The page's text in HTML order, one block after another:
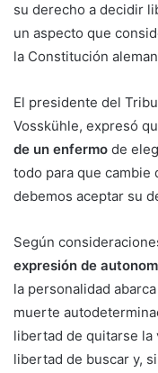
su derecho a decidir
un aspecto que
la Constitución
El presidente del
Vosskühle, expresó
de un enfermo de
todo para que cambie
debemos aceptar su
Según
expresión de
la personalidad
muerte
libertad de quitarse la
libertad de buscar y,